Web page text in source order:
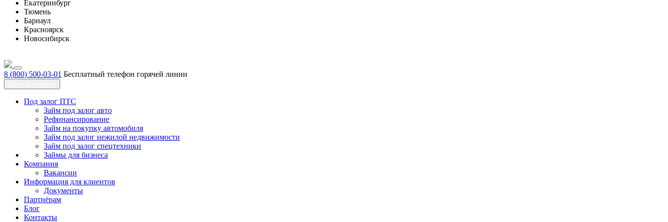
Екатеринбург
Тюмень
Барнаул
Красноярск
Новосибирск
8 (800) 500-03-01 Бесплатный телефон горячей линии
Под залог ПТС
Займ под залог авто
Рефинансирование
Займ на покупку автомобиля
Займ под залог нежилой недвижимости
Займ под залог спецтехники
Займы для бизнеса
Компания
Вакансии
Информация для клиентов
Документы
Партнёрам
Блог
Контакты